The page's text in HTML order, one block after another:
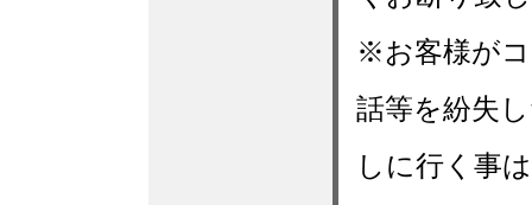
※お客様が
話等を紛失
しに行く事